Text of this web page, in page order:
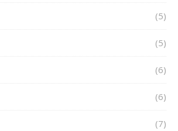
(5)
(5)
(6)
(6)
(7)